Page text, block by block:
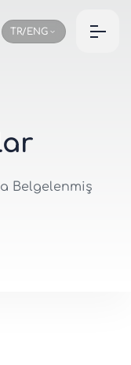
TR/ENG
ar
Belgelenmiş